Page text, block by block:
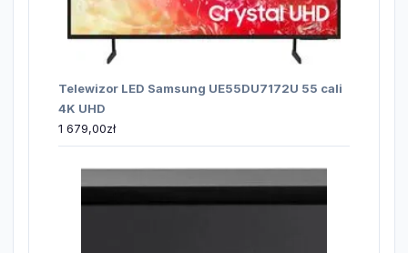
Telewizor LED Samsung UE55DU7172U 55 cali
4K UHD
1 679,00zł